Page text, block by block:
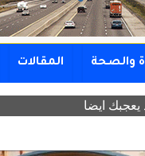
والصحة المقالات
يعجبك ايضا